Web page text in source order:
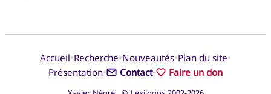
Accueil•Recherche•Nouveautés•Plan du site•
Présentation• Contact• Faire un don